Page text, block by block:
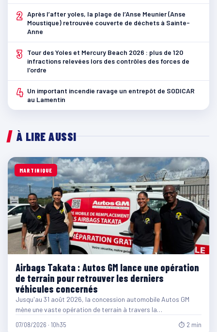
2 Après l’after yoles, la plage de l’Anse Meunier (Anse
Moustique) retrouvée couverte de déchets à Sainte-
Anne
3
Tour des Yoles et Mercury Beach 2026 : plus de 120
infractions relevées lors des contrôles des forces de
l’ordre
4 Un important incendie ravage un entrepôt de SODICAR
au Lamentin
À LIRE AUSSI
MARTINIQUE
Airbags Takata : Autos GM lance une opération
de terrain pour retrouver les derniers
véhicules concernés
Jusqu'au 31 août 2026, la concession automobile Autos GM
mène une vaste opération de terrain à travers la…
07/08/2026 · 10h35 ⏱ 2 min